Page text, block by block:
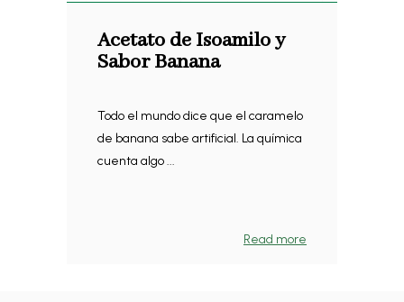
Acetato de Isoamilo y
Sabor Banana
Todo el mundo dice que el caramelo
de banana sabe artificial. La química
cuenta algo ...
Read more